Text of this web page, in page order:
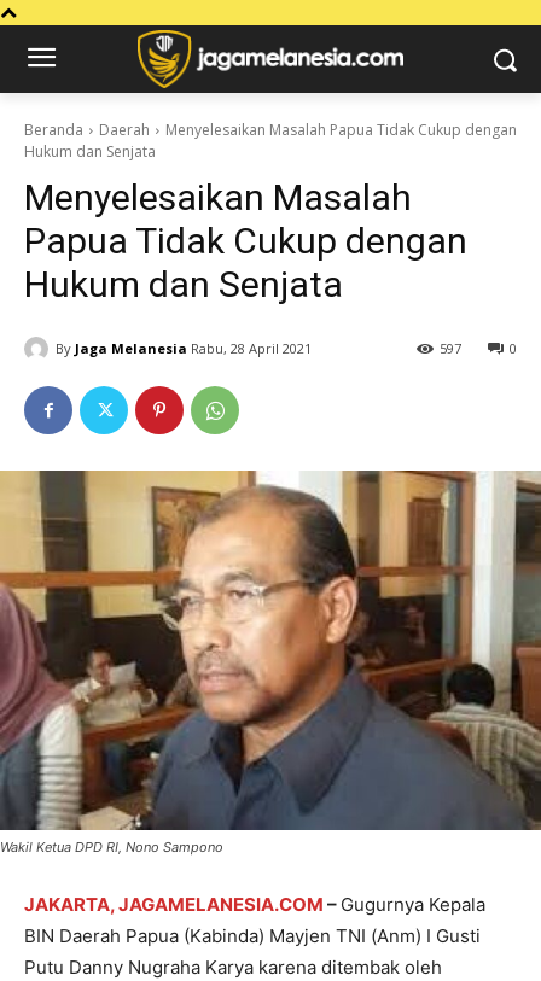
Beranda Daerah
Menyelesaikan Masalah Papua Tidak Cukup dengan
Hukum dan Senjata
Menyelesaikan Masalah
Papua Tidak Cukup dengan
Hukum dan Senjata
By Jaga Melanesia Rabu, 28 April 2021 0
597
Wakil Ketua DPD RI, Nono Sampono
JAKARTA, JAGAMELANESIA.COM – Gugurnya Kepala
BIN Daerah Papua (Kabinda) Mayjen TNI (Anm) I Gusti
Putu Danny Nugraha Karya karena ditembak oleh